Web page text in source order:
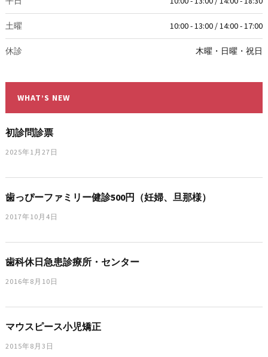
土曜 10:00 - 13:00 / 14:00 - 17:00
休診 木曜・日曜・祝日
WHAT’S NEW
初診問診票
2025年1月27日
歯っぴーファミリー健診500円（妊婦、旦那様）
2017年10月4日
歯科休日急患診療所・センター
2016年8月10日
マウスピース小児矯正
2015年8月3日